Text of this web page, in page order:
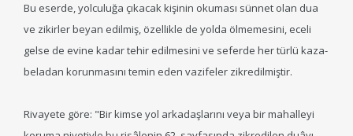
Bu eserde, yolculuğa çıkacak kişinin okuması sünnet olan dua
ve zikirler beyan edilmiş, özellikle de yolda ölmemesini, eceli
gelse de evine kadar tehir edilmesini ve seferde her türlü kaza-
beladan korunmasını temin eden vazifeler zikredilmiştir.
Rivayete göre: "Bir kimse yol arkadaşlarını veya bir mahalleyi